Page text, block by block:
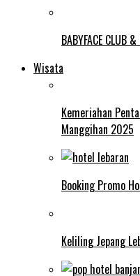
BABYFACE CLUB
Wisata
Kemeriahan
Manggihan 2025
Booking Promo
Keliling Jepang